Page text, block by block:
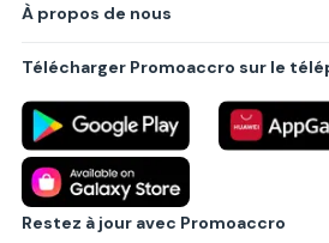
Produits
Villes principales
À propos de nous
Politique de confidentialité
Règlements
Partenariat B2B
Blog
Contact
Télécharger Promoaccro sur le
Restez à jour avec Promoaccro